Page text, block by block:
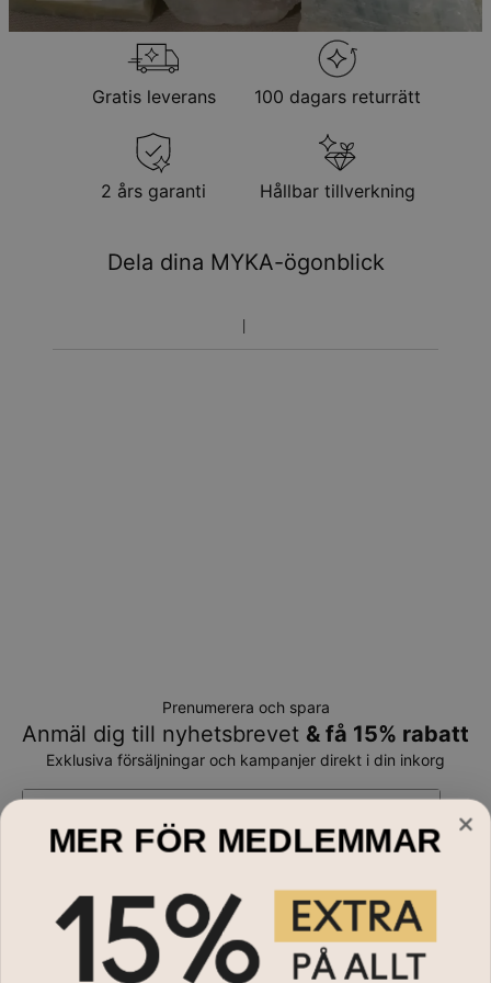
Observera att personliga smycken är unika och endast kan
returneras för utbyte eller butikskredit
Gratis leverans 100 dagars returrätt
2 års garanti Hållbar tillverkning
Dela dina MYKA-ögonblick
Prenumerera och spara
Anmäl dig till nyhetsbrevet & få 15% rabatt
Exklusiva försäljningar och kampanjer direkt i din inkorg
Handla till
Behöver du hjälp?
MER FÖR MEDLEMMAR